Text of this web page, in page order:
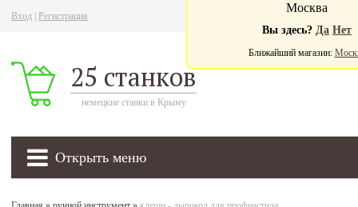
Вход Регистрация
25 станков
немецкие станки в Крыму
Открыть меню
Москва
Вы здесь? Да Нет
Ближайший магазин: